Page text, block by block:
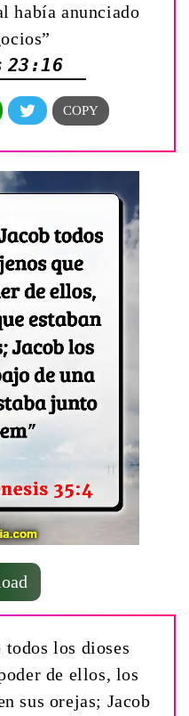
había anunciado
23:16
todos los dioses
de ellos, los
sus orejas; Jacob